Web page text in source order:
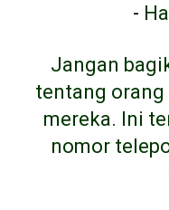
-
Jangan
tentang orang
mereka. Ini
nomor